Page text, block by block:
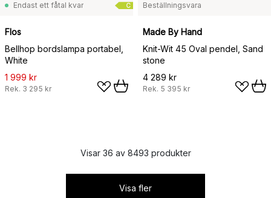
C
Endast ett fåtal kvar
Flos
Bellhop bordslampa portabel,
White
1 999 kr
Rek. 3 295 kr
Beställningsvara
Made By Hand
Knit-Wit 45 Oval pendel, Sand
stone
4 289 kr
Rek. 5 395 kr
Visar 36 av 8493 produkter
Visa fler